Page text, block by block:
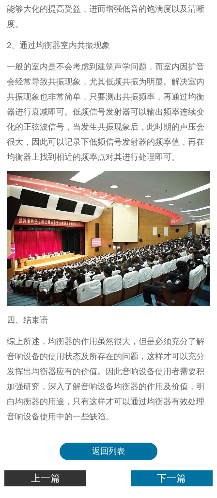
能够大化的提高受益，进而增强低音的饱满度以及清晰
度。
2、通过均衡器室内共振现象
一般的室内是不会考虑到建筑声学问题，而室内因扩音
会经常导致共振现象，尤其低频共振为明显。解决室内
共振现象也非常简单，只要测出共振频率，再通过均衡
器进行衰减即可。低频信号发射器可以输出频率连续变
化的正弦波信号，当发生共振现象后，此时期的声压会
很大，因此可以记录下低频信号发射器的频率值，再在
均衡器上找到相近的频率点对其进行处理即可。
四、结束语
综上所述，均衡器的作用虽然很大，但是必须充分了解
音响设备的使用状态及所存在的问题，这样才可以充分
发挥出均衡器应有的价值。因此音响设备使用者需要积
加强研究，深入了解音响设备均衡器的作用及价值，明
白均衡器的用途，只有这样才可以通过均衡器有效处理
音响设备使用中的一些缺陷。
返回列表
上一篇 下一篇